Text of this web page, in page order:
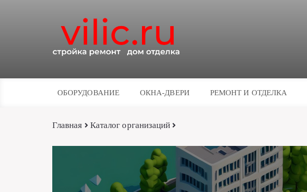
ОБОРУДОВАНИЕ ОКНА-ДВЕРИ РЕМОНТ И ОТДЕЛКА
Главная Каталог организаций